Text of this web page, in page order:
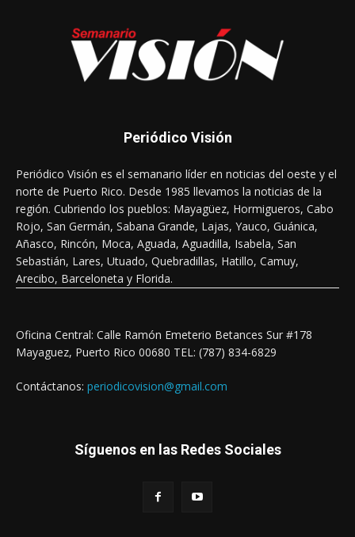
Periódico Visión
Periódico Visión es el semanario líder en noticias del oeste y el
norte de Puerto Rico. Desde 1985 llevamos la noticias de la
región. Cubriendo los pueblos: Mayagüez, Hormigueros, Cabo
Rojo, San Germán, Sabana Grande, Lajas, Yauco, Guánica,
Añasco, Rincón, Moca, Aguada, Aguadilla, Isabela, San
Sebastián, Lares, Utuado, Quebradillas, Hatillo, Camuy,
Arecibo, Barceloneta y Florida.
Oficina Central: Calle Ramón Emeterio Betances Sur #178
Mayaguez, Puerto Rico 00680 TEL: (787) 834-6829
Contáctanos: periodicovision@gmail.com
Síguenos en las Redes Sociales